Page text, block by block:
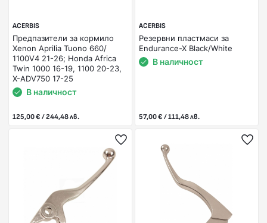
ACERBIS
Предпазители за кормило
Xenon Aprilia Tuono 660/
1100V4 21-26; Honda Africa
Twin 1000 16-19, 1100 20-23,
X-ADV750 17-25
В наличност
125,00 € / 244,48 лв.
ACERBIS
Резервни пластмаси за
Endurance-X Black/White
В наличност
57,00 € / 111,48 лв.